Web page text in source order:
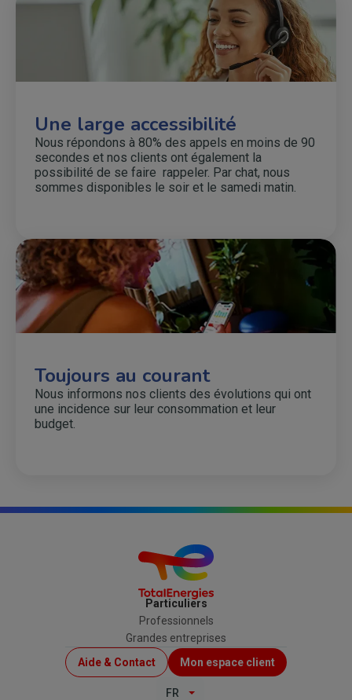
Une large accessibilité
Nous répondons à 80% des appels en moins de 90
secondes et nos clients ont également la
possibilité de se faire rappeler. Par chat, nous
sommes disponibles le soir et le samedi matin.
Toujours au courant
Nous informons nos clients des évolutions qui ont
une incidence sur leur consommation et leur
budget.
Particuliers
Professionnels
Grandes entreprises
Menu
Top
Aide & Contact Mon espace client
FR